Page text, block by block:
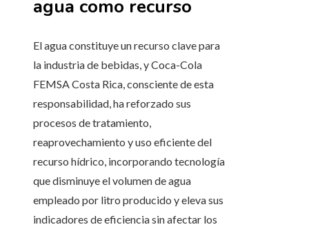
agua como recurso
El agua constituye un recurso clave para
la industria de bebidas, y Coca-Cola
FEMSA Costa Rica, consciente de esta
responsabilidad, ha reforzado sus
procesos de tratamiento,
reaprovechamiento y uso eficiente del
recurso hídrico, incorporando tecnología
que disminuye el volumen de agua
empleado por litro producido y eleva sus
indicadores de eficiencia sin afectar los